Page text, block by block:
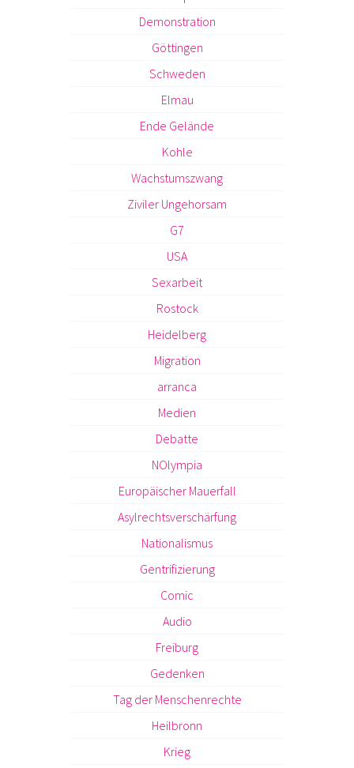
Demonstration
Göttingen
Schweden
Elmau
Ende Gelände
Kohle
Wachstumszwang
Ziviler Ungehorsam
G7
USA
Sexarbeit
Rostock
Heidelberg
Migration
arranca
Medien
Debatte
NOlympia
Europäischer Mauerfall
Asylrechtsverschärfung
Nationalismus
Gentrifizierung
Comic
Audio
Freiburg
Gedenken
Tag der Menschenrechte
Heilbronn
Krieg